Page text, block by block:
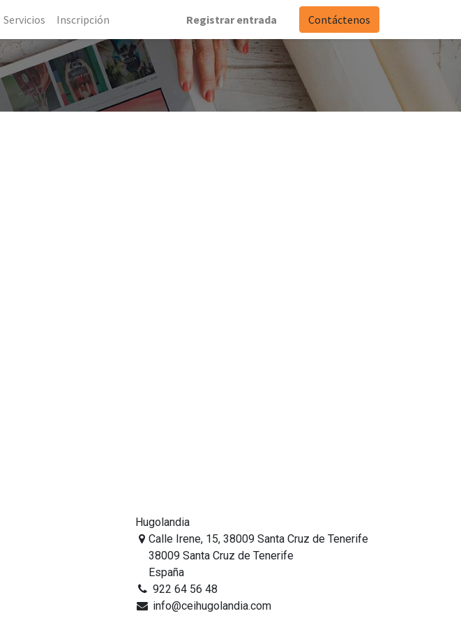
Servicios Inscripción Registrar entrada Contáctenos
Hugolandia
Calle Irene, 15, 38009 Santa Cruz de Tenerife
38009 Santa Cruz de Tenerife
España
922 64 56 48
info@ceihugolandia.com